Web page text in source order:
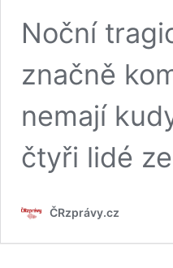
Noční
značně
nemají
čtyři lidé
ČRzprávy.cz